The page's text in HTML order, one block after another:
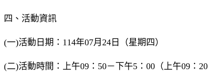
四、活動資訊
(一)活動日期：114年07月24日（星期四）
(二)活動時間：上午09：50－下午5：00（上午09：20